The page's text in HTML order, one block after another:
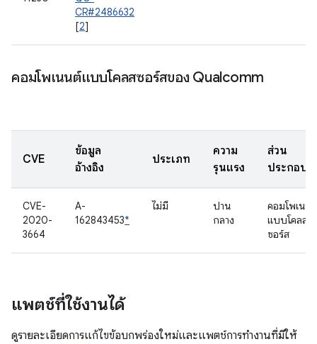
CR#2486632
[2]
คอมโพเนนต์แบบโคลสซอร์สของ Qualcomm
CVE
ข้อมูล
อ้างอิง
ประเภท
ความ
รุนแรง
ส่วน
ประกอบ
CVE-
2020-
3664
A-
162843453*
ไม่มี
ปาน
กลาง
คอมโพเนนต์
แบบโคลส
ซอร์ส
แพตช์ที่ใช้งานได้
ดูรายละเอียดการแก้ไขข้อบกพร่องใหม่และแพตช์การทํางานที่มีให้